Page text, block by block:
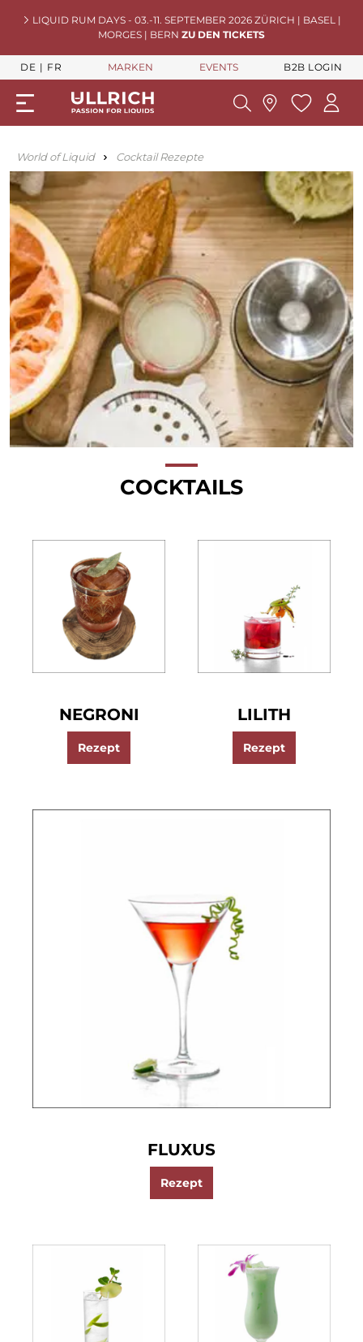
LIQUID RUM DAYS - 03.-11. SEPTEMBER 2026 ZÜRICH | BASEL |
MORGES | BERN ZU DEN TICKETS
DE FR MARKEN EVENTS B2B LOGIN
World of Liquid Cocktail Rezepte
COCKTAILS
NEGRONI
Rezept
LILITH
Rezept
FLUXUS
Rezept